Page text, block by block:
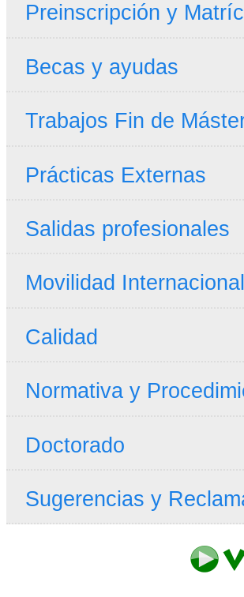
Preinscripción y
Becas y ayudas
Trabajos Fin de
Prácticas Externas
Salidas profesionales
Movilidad
Calidad
Normativa y
Doctorado
Sugerencias y